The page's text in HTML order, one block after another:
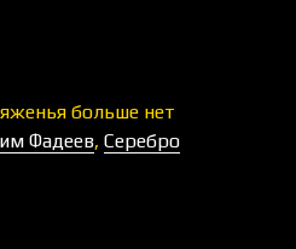
больше нет
Фадеев, Серебро